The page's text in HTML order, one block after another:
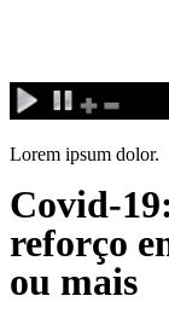
conteúdo
Lorem ipsum dolor.
Covid-
reforço
ou mais